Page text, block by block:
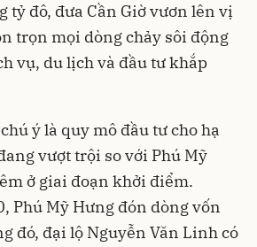
tỷ đô, đưa Cần Giờ vươn lên vị
trọn mọi dòng chảy sôi động
vụ, du lịch và đầu tư khắp
ý là quy mô đầu tư cho hạ
vượt trội so với Phú Mỹ
ở giai đoạn khởi điểm.
Phú Mỹ Hưng đón dòng vốn
đó, đại lộ Nguyễn Văn Linh có